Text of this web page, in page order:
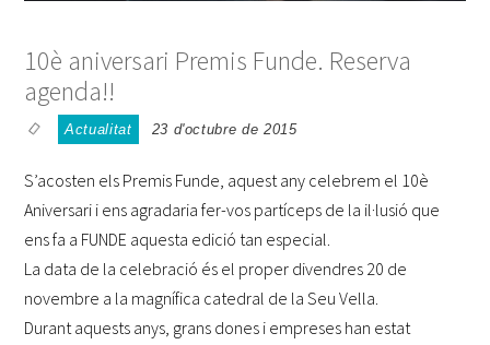
10è aniversari Premis Funde. Reserva
agenda!!
Actualitat 23 d'octubre de 2015
S’acosten els Premis Funde, aquest any celebrem el 10è
Aniversari i ens agradaria fer-vos partíceps de la il·lusió que
ens fa a FUNDE aquesta edició tan especial.
La data de la celebració és el proper divendres 20 de
novembre a la magnífica catedral de la Seu Vella.
Durant aquests anys, grans dones i empreses han estat